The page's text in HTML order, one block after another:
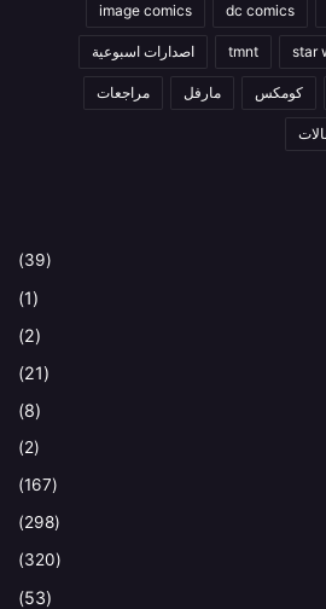
dc comics
image comics
star
tmnt اصدارات اسبوعية
كومكس مارفل مراجعات
(39)
(1)
(2)
(21)
(8)
(2)
(167)
(298)
(320)
(53)